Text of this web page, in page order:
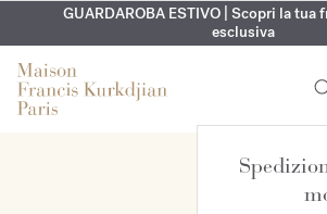
ESCLUSIVO | Scopri la nuova fragranza
tuo ordine*
INCISIONE GRATUITA | Su tutte le
corpo fino al 9 agosto
GUARDAROBA ESTIVO | Scopri la tua
esclusiva